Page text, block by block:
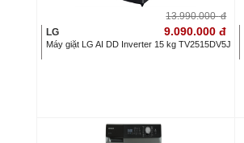
13.990.000 đ
LG
9.090.000 đ
Máy giặt LG AI DD Inverter 15 kg TV2515DV5J